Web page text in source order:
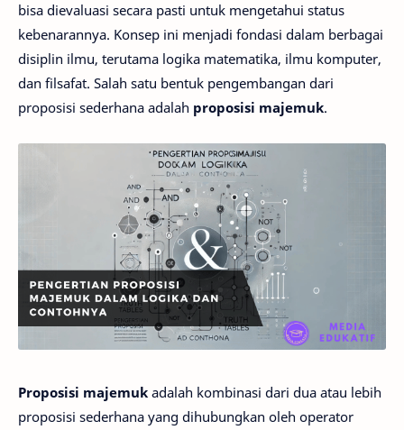
bisa dievaluasi secara pasti untuk mengetahui status
kebenarannya. Konsep ini menjadi fondasi dalam berbagai
disiplin ilmu, terutama logika matematika, ilmu komputer,
dan filsafat. Salah satu bentuk pengembangan dari
proposisi sederhana adalah proposisi majemuk.
Proposisi majemuk adalah kombinasi dari dua atau lebih
proposisi sederhana yang dihubungkan oleh operator